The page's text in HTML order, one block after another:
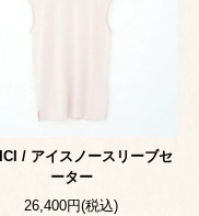
/ アイスノースリーブセ
ーター
26,400円(税込)